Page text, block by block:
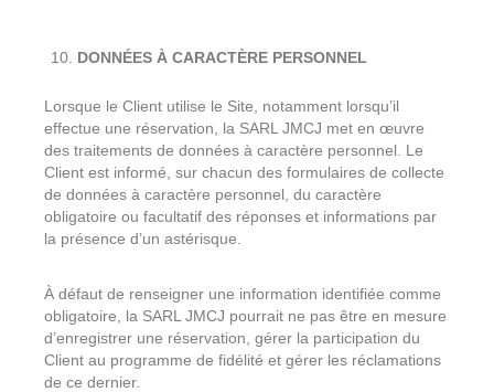
DONNÉES À CARACTÈRE PERSONNEL
Lorsque le Client utilise le Site, notamment lorsqu’il
effectue une réservation, la SARL JMCJ met en œuvre
des traitements de données à caractère personnel. Le
Client est informé, sur chacun des formulaires de collecte
de données à caractère personnel, du caractère
obligatoire ou facultatif des réponses et informations par
la présence d’un astérisque.
À défaut de renseigner une information identifiée comme
obligatoire, la SARL JMCJ pourrait ne pas être en mesure
d’enregistrer une réservation, gérer la participation du
Client au programme de fidélité et gérer les réclamations
de ce dernier.